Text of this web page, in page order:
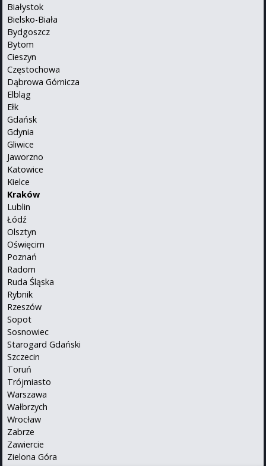
Białystok
Bielsko-Biała
Bydgoszcz
Bytom
Cieszyn
Częstochowa
Dąbrowa Górnicza
Elbląg
Ełk
Gdańsk
Gdynia
Gliwice
Jaworzno
Katowice
Kielce
Kraków
Lublin
Łódź
Olsztyn
Oświęcim
Poznań
Radom
Ruda Śląska
Rybnik
Rzeszów
Sopot
Sosnowiec
Starogard Gdański
Szczecin
Toruń
Trójmiasto
Warszawa
Wałbrzych
Wrocław
Zabrze
Zawiercie
Zielona Góra